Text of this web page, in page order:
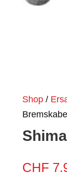
Shop/
Bremskabel
CHF